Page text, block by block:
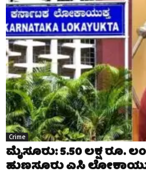
Crime
ಮೈಸೂರು: 5.50 ಲಕ್ಷ ರೂ.
ಹುಣಸೂರು ಎಸಿ